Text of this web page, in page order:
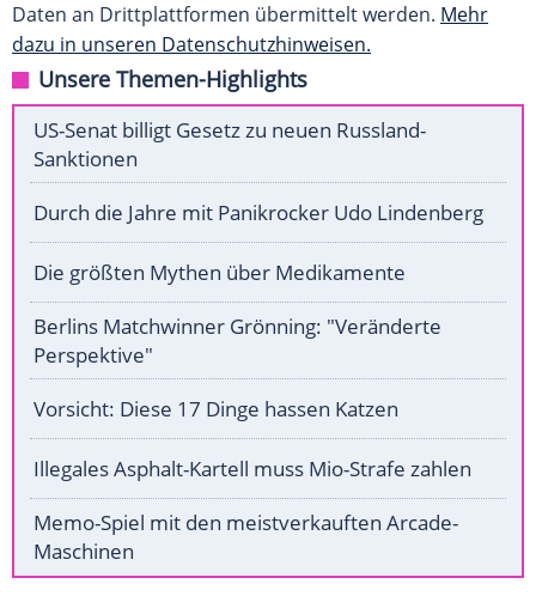
Daten an Drittplattformen übermittelt werden. Mehr
dazu in unseren Datenschutzhinweisen.
Unsere Themen-Highlights
US-Senat billigt Gesetz zu neuen Russland-
Sanktionen
Durch die Jahre mit Panikrocker Udo Lindenberg
Die größten Mythen über Medikamente
Berlins Matchwinner Grönning: "Veränderte
Perspektive"
Vorsicht: Diese 17 Dinge hassen Katzen
Illegales Asphalt-Kartell muss Mio-Strafe zahlen
Memo-Spiel mit den meistverkauften Arcade-
Maschinen